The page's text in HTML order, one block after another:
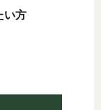
い方